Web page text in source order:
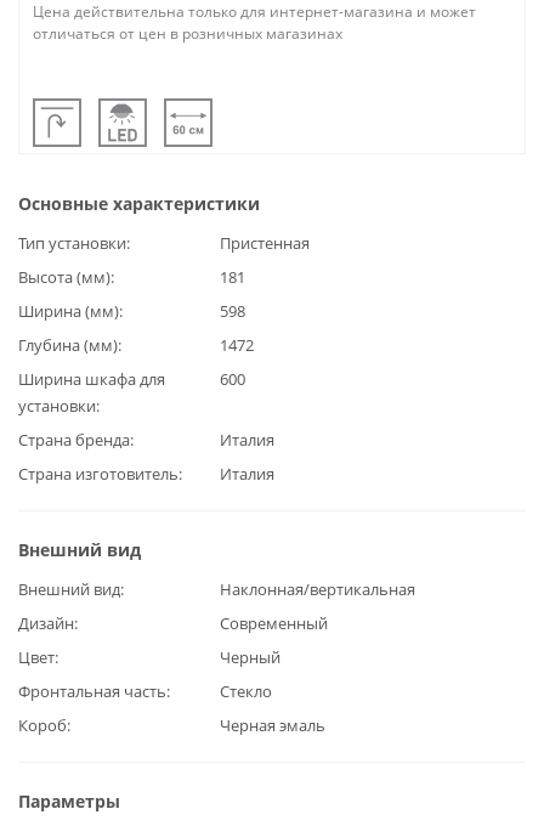
Цена действительна только для интернет-магазина и может
отличаться от цен в розничных магазинах
Основные характеристики
Тип установки
Пристенная
Высота (мм)
181
Ширина (мм)
598
Глубина (мм)
1472
Ширина шкафа для
установки
600
Страна бренда
Италия
Страна изготовитель
Италия
Внешний вид
Внешний вид
Наклонная/вертикальная
Дизайн
Современный
Цвет
Черный
Фронтальная часть
Стекло
Короб
Черная эмаль
Параметры